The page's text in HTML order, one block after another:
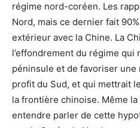
régime nord-coréen. Les
Nord, mais ce dernier fait
extérieur avec la Chine. La
l’effondrement du régime
péninsule et de favoriser
profit du Sud, et qui mettrait
la frontière chinoise. Même
entendre parler de cette